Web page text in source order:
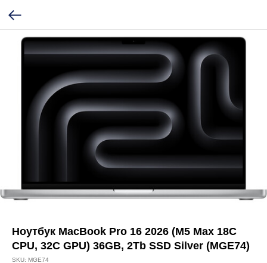
Ноутбук MacBook Pro 16 2026 (M5 Max 18C
CPU, 32C GPU) 36GB, 2Tb SSD Silver (MGE74)
SKU: MGE74